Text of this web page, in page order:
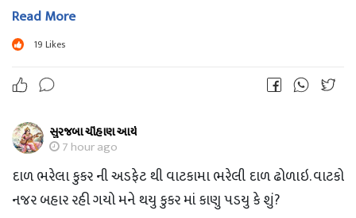
Read More
19 Likes
સુરજબા ચૌહાણ આર્ય
7 hour ago
દાળ ભરેલા કુકર ની અડફેટ થી વાટકામા ભરેલી દાળ ઢોળાઇ. વાટકો
નજર બહાર રહી ગયો મને થયુ કુકર માં કાણુ પડયુ કે શું?